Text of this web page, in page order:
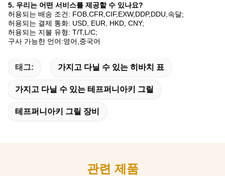
5. 우리는 어떤 서비스를 제공할 수 있나요?
허용되는 배송 조건: FOB,CFR,CIF,EXW,DDP,DDU,속달;
허용되는 결제 통화: USD, EUR, HKD, CNY;
허용되는 지불 유형: T/T,L/C;
구사 가능한 언어:영어,중국어
태그: 가지고 다닐 수 있는 히바치 표
가지고 다닐 수 있는 테프퍼니아키 그릴
테프퍼니아키 그릴 장비
관련 제품